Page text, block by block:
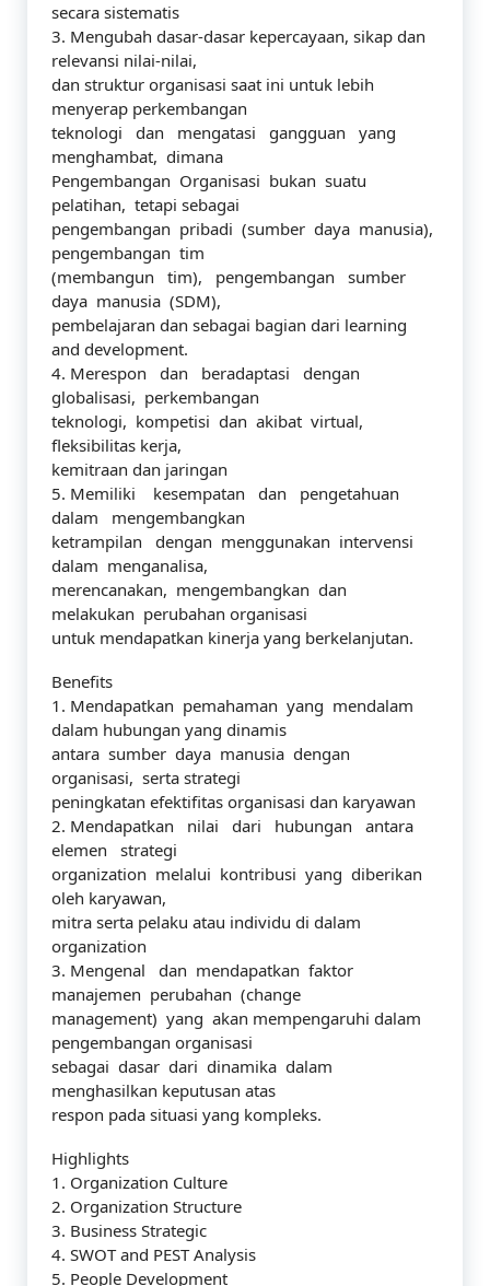
secara sistematis
3. Mengubah dasar-dasar kepercayaan, sikap dan
relevansi nilai-nilai,
dan struktur organisasi saat ini untuk lebih
menyerap perkembangan
teknologi dan mengatasi gangguan yang
menghambat, dimana
Pengembangan Organisasi bukan suatu
pelatihan, tetapi sebagai
pengembangan pribadi (sumber daya manusia),
pengembangan tim
(membangun tim), pengembangan sumber
daya manusia (SDM),
pembelajaran dan sebagai bagian dari learning
and development.
4. Merespon dan beradaptasi dengan
globalisasi, perkembangan
teknologi, kompetisi dan akibat virtual,
fleksibilitas kerja,
kemitraan dan jaringan
5. Memiliki kesempatan dan pengetahuan
dalam mengembangkan
ketrampilan dengan menggunakan intervensi
dalam menganalisa,
merencanakan, mengembangkan dan
melakukan perubahan organisasi
untuk mendapatkan kinerja yang berkelanjutan.
Benefits
1. Mendapatkan pemahaman yang mendalam
dalam hubungan yang dinamis
antara sumber daya manusia dengan
organisasi, serta strategi
peningkatan efektifitas organisasi dan karyawan
2. Mendapatkan nilai dari hubungan antara
elemen strategi
organization melalui kontribusi yang diberikan
oleh karyawan,
mitra serta pelaku atau individu di dalam
organization
3. Mengenal dan mendapatkan faktor
manajemen perubahan (change
management) yang akan mempengaruhi dalam
pengembangan organisasi
sebagai dasar dari dinamika dalam
menghasilkan keputusan atas
respon pada situasi yang kompleks.
Highlights
1. Organization Culture
2. Organization Structure
3. Business Strategic
4. SWOT and PEST Analysis
5. People Development